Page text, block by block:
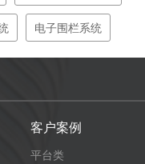
电子围栏系统
客户案例
平台类